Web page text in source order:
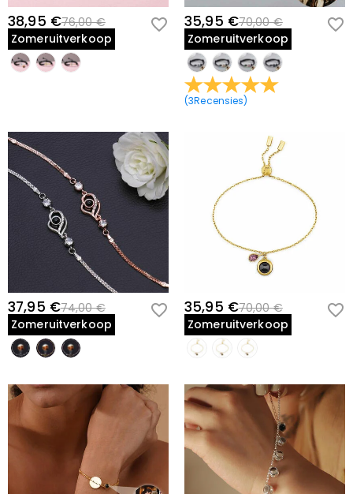
38,95 €76,00 €
Zomeruitverkoop
35,95 €70,00 €
Zomeruitverkoop
(3Recensies)
37,95 €74,00 €
Zomeruitverkoop
35,95 €70,00 €
Zomeruitverkoop